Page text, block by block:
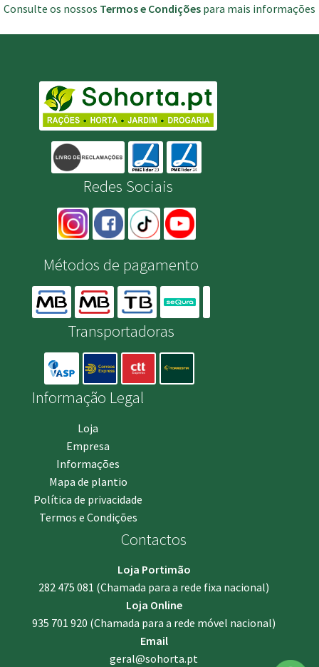
Consulte os nossos Termos e Condições para mais informações
Redes Sociais
Métodos de pagamento
Transportadoras
Informação Legal
Loja
Empresa
Informações
Mapa de plantio
Política de privacidade
Termos e Condições
Contactos
Loja Portimão
282 475 081 (Chamada para a rede fixa nacional)
Loja Online
935 701 920 (Chamada para a rede móvel nacional)
Email
geral@sohorta.pt